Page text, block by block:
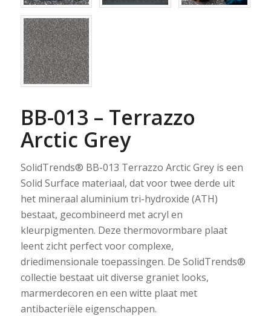
BB-013 – Terrazzo
Arctic Grey
SolidTrends® BB-013 Terrazzo Arctic Grey is een
Solid Surface materiaal, dat voor twee derde uit
het mineraal aluminium tri-hydroxide (ATH)
bestaat, gecombineerd met acryl en
kleurpigmenten. Deze thermovormbare plaat
leent zicht perfect voor complexe,
driedimensionale toepassingen. De SolidTrends®
collectie bestaat uit diverse graniet looks,
marmerdecoren en een witte plaat met
antibacteriële eigenschappen.